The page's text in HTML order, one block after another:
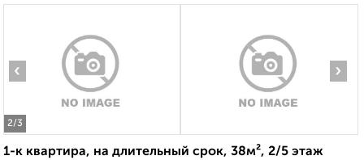
2/3
‹ ›
1-к квартира, на длительный срок, 38м², 2/5 этаж